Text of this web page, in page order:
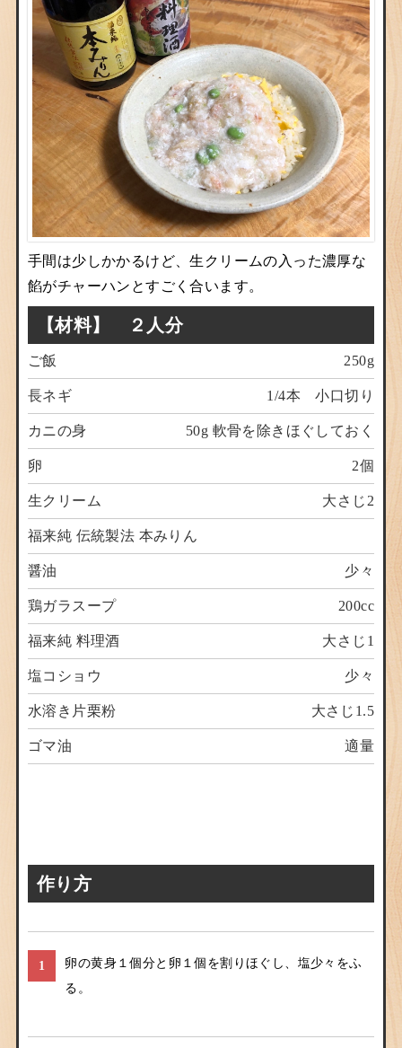
手間は少しかかるけど、生クリームの入った濃厚な
餡がチャーハンとすごく合います。
【材料】 ２人分
ご飯 250g
長ネギ 1/4本 小口切り
カニの身 50g 軟骨を除きほぐしておく
卵 2個
生クリーム 大さじ2
福来純 伝統製法 本みりん
醤油 少々
鶏ガラスープ 200cc
福来純 料理酒 大さじ1
塩コショウ 少々
水溶き片栗粉 大さじ1.5
ゴマ油 適量
作り方
1
卵の黄身１個分と卵１個を割りほぐし、塩少々をふ
る。